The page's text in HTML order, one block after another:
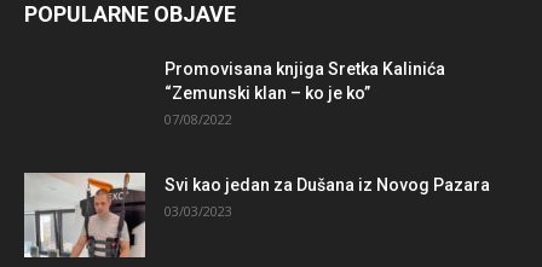
POPULARNE OBJAVE
Promovisana knjiga Sretka Kalinića
“Zemunski klan – ko je ko”
07/08/2022
Svi kao jedan za Dušana iz Novog Pazara
03/03/2023